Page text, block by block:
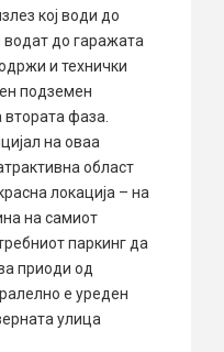
кој води до
водат до гаражата
и технички
подземен
втората фаза.
на оваа
област
локација – на
на самиот
паркинг да
приоди од
е уреден
улица